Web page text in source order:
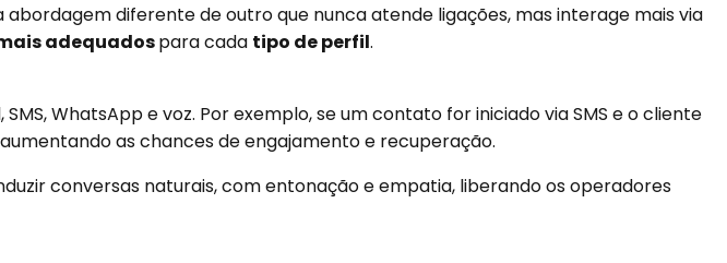
diferente de outro que nunca atende ligações, mas interage mais via
adequadospara cada tipo de perfil.
WhatsApp e voz. Por exemplo, se um contato for iniciado via SMS e o cliente
as chances de engajamento e recuperação.
conversas naturais, com entonação e empatia, liberando os operadores